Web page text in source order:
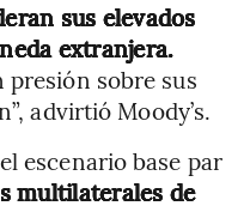
sus elevados
extranjera.
presión sobre sus
advirtió Moody’s.
escenario base par
multilaterales de